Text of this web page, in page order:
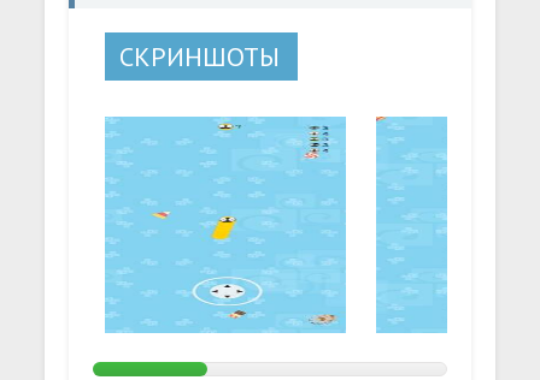
СКРИНШОТЫ